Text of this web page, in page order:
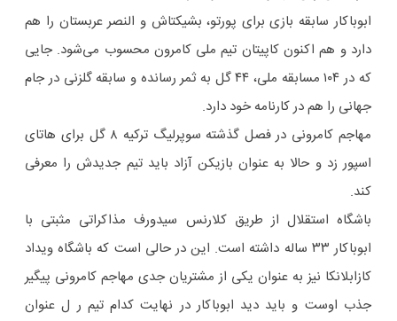
ابوباکار سابقه بازی برای پورتو، بشیکتاش و النصر عربستان را هم
دارد و هم اکنون کاپیتان تیم ملی کامرون محسوب می‌شود. جایی
که در ۱۰۴ مسابقه ملی، ۴۴ گل به ثمر رسانده و سابقه گلزنی در جام
جهانی را هم در کارنامه خود دارد.
مهاجم کامرونی در فصل گذشته سوپرلیگ ترکیه ۸ گل برای هاتای
اسپور زد و حالا به عنوان بازیکن آزاد باید تیم جدیدش را معرفی
کند.
باشگاه استقلال از طریق کلارنس سیدورف مذاکراتی مثبتی با
ابوباکار ۳۳ ساله داشته است. این در حالی است که باشگاه ویداد
کازابلانکا نیز به عنوان یکی از مشتریان جدی مهاجم کامرونی پیگیر
جذب اوست و باید دید ابوباکار در نهایت کدام تیم ر ل عنوان